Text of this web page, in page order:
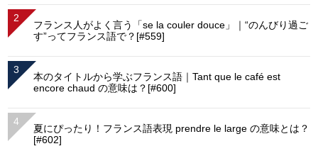
フランス人がよく言う「se la couler douce」｜“のんびり過ご
す”ってフランス語で？[#559]
本のタイトルから学ぶフランス語｜Tant que le café est
encore chaud の意味は？[#600]
夏にぴったり！フランス語表現 prendre le large の意味とは？
[#602]